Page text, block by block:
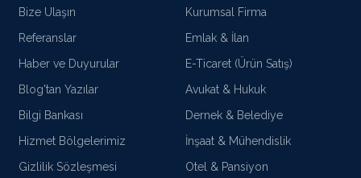
Bize Ulaşın
Referanslar
Haber ve Duyurular
Blog'tan Yazılar
Bilgi Bankası
Hizmet Bölgelerimiz
Gizlilik Sözleşmesi
Kurumsal Firma
Emlak & İlan
E-Ticaret (Ürün Satış)
Avukat & Hukuk
Dernek & Belediye
İnşaat & Mühendislik
Otel & Pansiyon